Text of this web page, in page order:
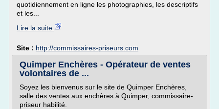
quotidiennement en ligne les photographies, les descriptifs
et les...
Lire la suite
Site : http://commissaires-priseurs.com
Quimper Enchères - Opérateur de ventes
volontaires de ...
Soyez les bienvenus sur le site de Quimper Enchères,
salle des ventes aux enchères à Quimper, commissaire-
priseur habilité.